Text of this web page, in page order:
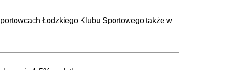
Łódzkiego Klubu Sportowego także w